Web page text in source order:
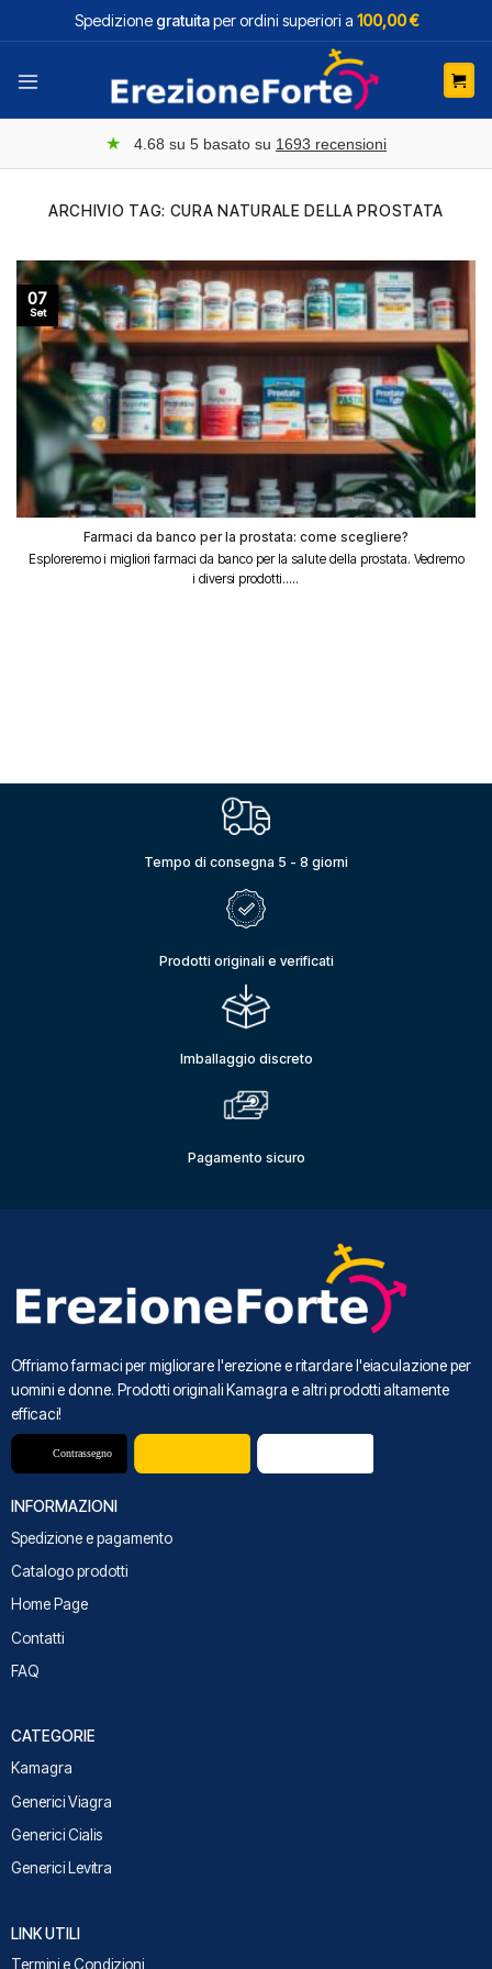
Spedizione gratuitaper ordini superiori a 100,00 €
★ 4.68 su 5 basato su 1693 recensioni
ARCHIVIO TAG: CURA NATURALE DELLA PROSTATA
Farmaci da banco per la prostata: come scegliere?
Esploreremo i migliori farmaci da banco per la salute della prostata. Vedremo
i diversi prodotti.....
07
Set
Tempo di consegna 5 - 8 giorni
Prodotti originali e verificati
Imballaggio discreto
Pagamento sicuro
Offriamo farmaci per migliorare l'erezione e ritardare l'eiaculazione per
uomini e donne. Prodotti originali Kamagra e altri prodotti altamente
efficaci!
INFORMAZIONI
Spedizione e pagamento
Catalogo prodotti
Home Page
Contatti
FAQ
CATEGORIE
Kamagra
Generici Viagra
Generici Cialis
Generici Levitra
LINK UTILI
Termini e Condizioni